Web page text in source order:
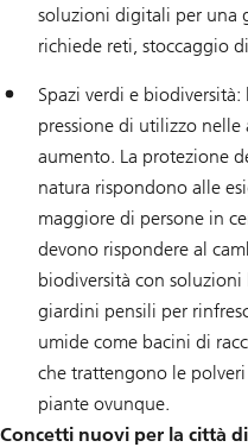
soluzioni digitali per una
richiede reti, stoccaggio
Spazi verdi e
pressione di utilizzo
aumento. La protezione
natura rispondono alle
maggiore di persone in
devono rispondere al
biodiversità con soluzioni
giardini pensili per
umide come bacini di
che trattengono le
piante ovunque.
Concetti nuovi per la città